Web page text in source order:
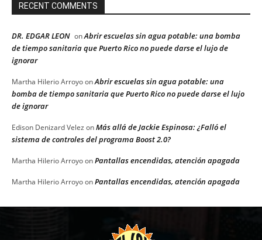
RECENT COMMENTS
DR. EDGAR LEON onAbrir escuelas sin agua potable: una bomba
de tiempo sanitaria que Puerto Rico no puede darse el lujo de
ignorar
Martha Hilerio ArroyoonAbrir escuelas sin agua potable: una
bomba de tiempo sanitaria que Puerto Rico no puede darse el lujo
de ignorar
Edison Denizard Velez onMás allá de Jackie Espinosa: ¿Falló el
sistema de controles del programa Boost 2.0?
Martha Hilerio ArroyoonPantallas encendidas, atención apagada
Martha Hilerio ArroyoonPantallas encendidas, atención apagada